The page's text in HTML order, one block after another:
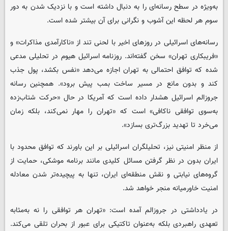
به‌ویژه در سطح رسانه‌ای را به دنبال داشته است و با نزدیک شدن به دور
سوم هر لحظه این آشوب و نگرانی برای آن بیشتر شده است.
رسانه‌های اسرائیلی در روزهای اخیر با لحنی تند از «ناکارآمدی مذاکرات» و
«فریبکاری تهران» سخن گفته‌اند. روزنامه اسرائیل هیوم در تحلیلی مدعی
شده که توافق احتمالی به تهران اجازه می‌دهد «نفس بکشد، پول جذب
کند و بدون مانع در مسیر ساخت بمب پیش برود». همچنین رسانه
جروزالم اسرائیل هشدار داده است که آمریکا در حال «حرکت شتاب‌زده
به‌سوی توافقی ناکافی» است که «تهران را مهار نمی‌کند، بلکه زمان
می‌خرد تا تهدید بزرگ‌تری بسازد».
از منظر امنیتی نیز، تحلیلگران اسرائیلی بر این باورند که توافق محدود با
ایران بدون در نظر گرفتن مسائل کلیدی مانند برنامه موشکی، حمایت از
گروه‌های نیابتی و نقش منطقه‌ای ایران، تنها به پیچیده‌تر شدن معادله
امنیت خاورمیانه منجر خواهد شد.
در یادداشتی در جروزالم آمده است: «تهران هر توافقی را نه به‌مثابه
تعهدی راهبردی بلکه به‌عنوان تاکتیکی برای عبور از بحران تلقی می‌کند.